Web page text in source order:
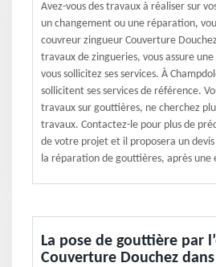
Avez-vous des travaux à réaliser sur
un changement ou une réparation,
couvreur zingueur Couverture
travaux de zingueries, vous assure
vous sollicitez ses services. À
sollicitent ses services de référence.
travaux sur gouttières, ne cherchez
travaux. Contactez-le pour plus de
de votre projet et il proposera un
la réparation de gouttières, après une
La pose de gouttière par
Couverture Douchez